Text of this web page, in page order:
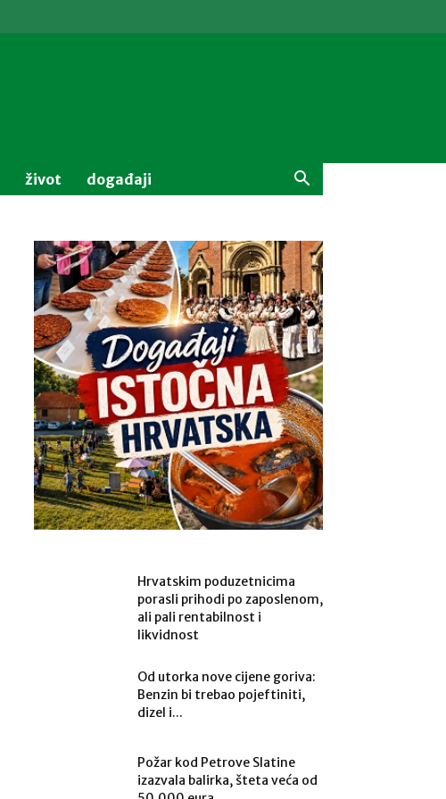
život događaji
Hrvatskim poduzetnicima
porasli prihodi po zaposlenom,
ali pali rentabilnost i
likvidnost
Od utorka nove cijene goriva:
Benzin bi trebao pojeftiniti,
dizel i...
Požar kod Petrove Slatine
izazvala balirka, šteta veća od